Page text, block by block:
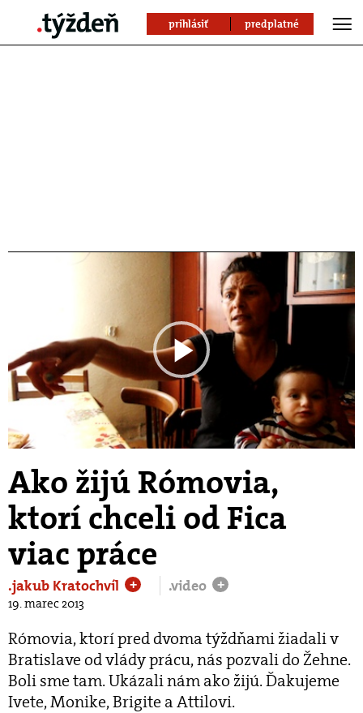
prihlásiť predplatné
Play
Video
Ako žijú Rómovia,
ktorí chceli od Fica
viac práce
.jakub Kratochvíl + .video +
19. marec 2013
Rómovia, ktorí pred dvoma týždňami žiadali v
Bratislave od vlády prácu, nás pozvali do Žehne.
Boli sme tam. Ukázali nám ako žijú. Ďakujeme
Ivete, Monike, Brigite a Attilovi.